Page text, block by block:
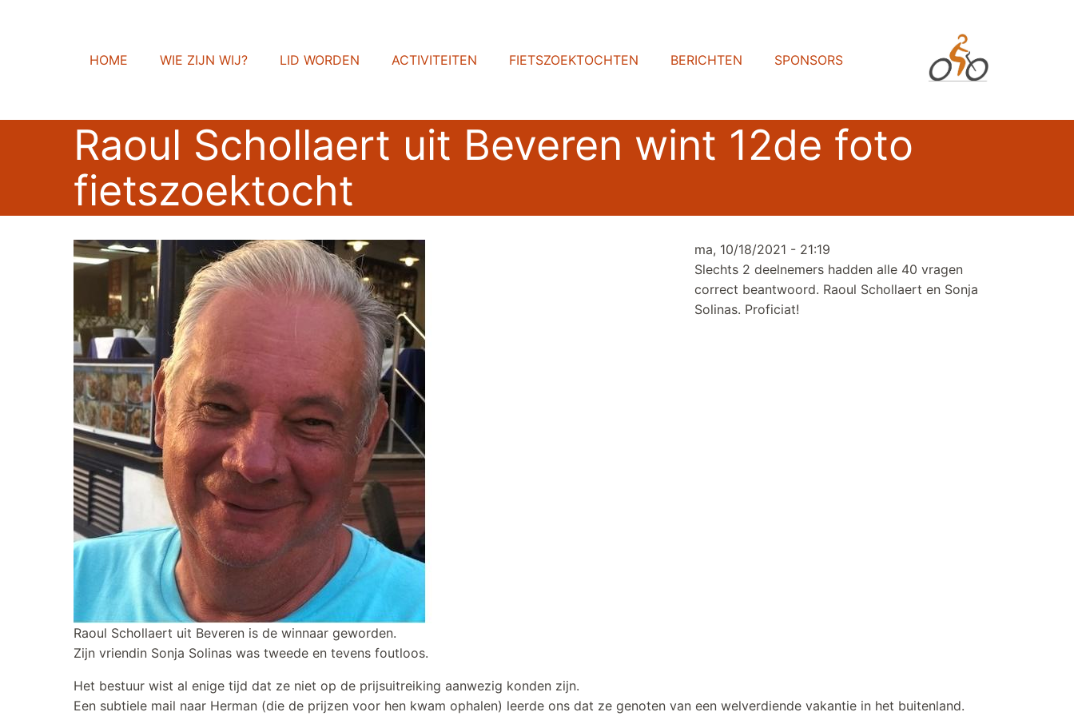
HOME WIE ZIJN WIJ? LID WORDEN ACTIVITEITEN FIETSZOEKTOCHTEN BERICHTEN SPONSORS
Raoul Schollaert uit Beveren wint 12de foto
fietszoektocht
ma, 10/18/2021 - 21:19
Slechts 2 deelnemers hadden alle 40 vragen
correct beantwoord. Raoul Schollaert en Sonja
Solinas. Proficiat!
Raoul Schollaert uit Beveren is de winnaar geworden.
Zijn vriendin Sonja Solinas was tweede en tevens foutloos.
Het bestuur wist al enige tijd dat ze niet op de prijsuitreiking aanwezig konden zijn.
Een subtiele mail naar Herman (die de prijzen voor hen kwam ophalen) leerde ons dat ze genoten van een welverdiende vakantie in het buitenland.